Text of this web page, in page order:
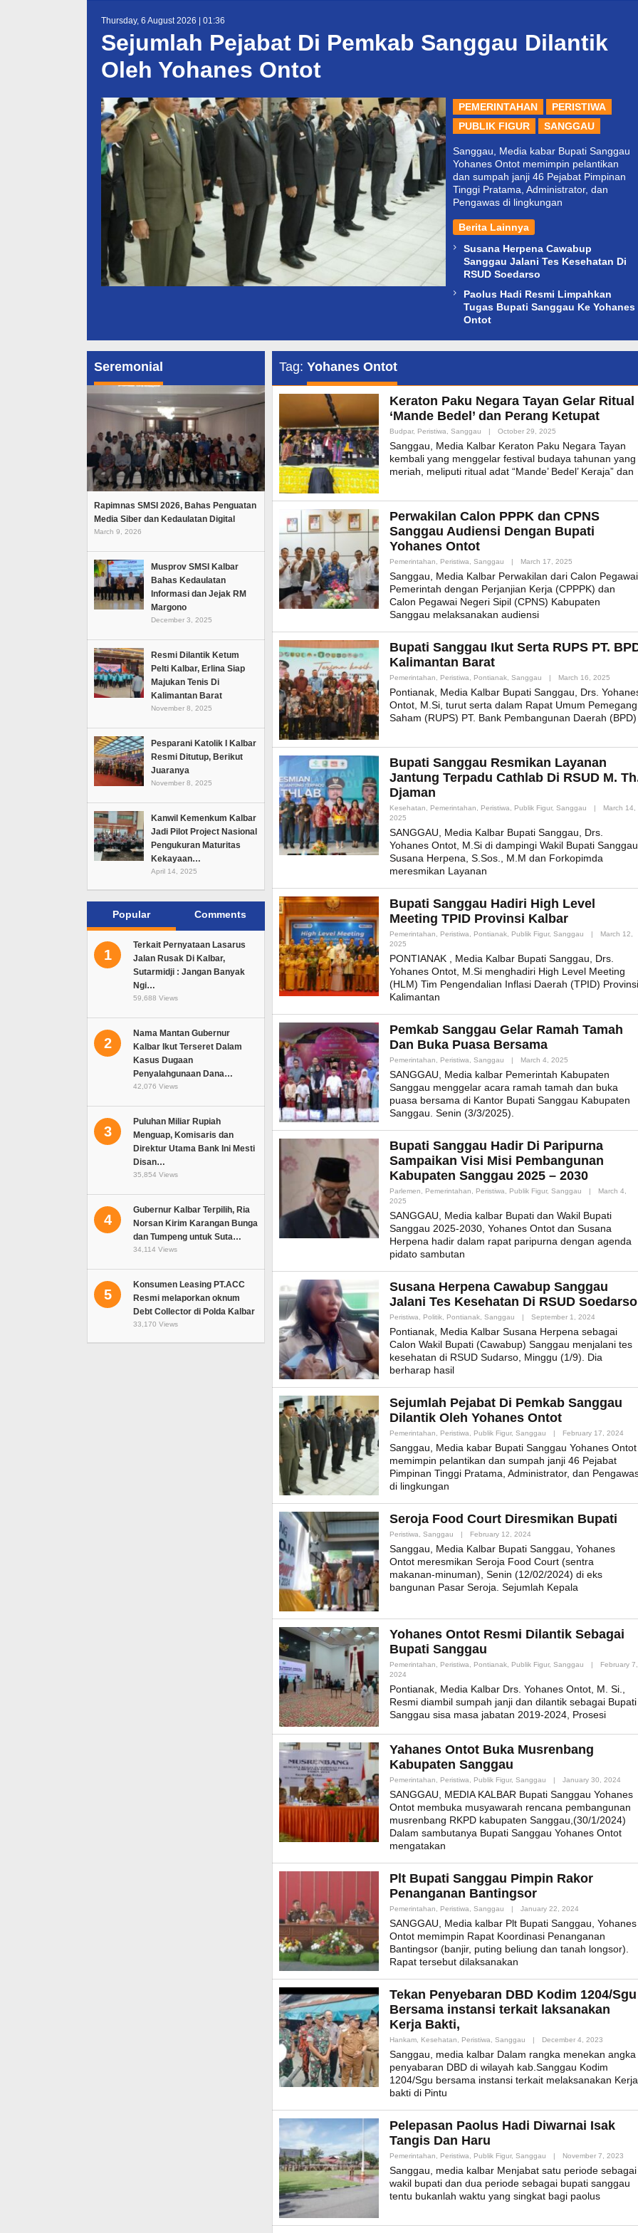
Thursday, 6 August 2026 | 01:36
Sejumlah Pejabat Di Pemkab Sanggau Dilantik
Oleh Yohanes Ontot
PEMERINTAHAN
PERISTIWA
PUBLIK FIGUR
SANGGAU
Sanggau, Media kabar Bupati Sanggau
Yohanes Ontot memimpin pelantikan
dan sumpah janji 46 Pejabat Pimpinan
Tinggi Pratama, Administrator, dan
Pengawas di lingkungan
Berita Lainnya
Susana Herpena Cawabup
Sanggau Jalani Tes Kesehatan Di
RSUD Soedarso
Paolus Hadi Resmi Limpahkan
Tugas Bupati Sanggau Ke Yohanes
Ontot
Seremonial
Rapimnas SMSI 2026, Bahas Penguatan
Media Siber dan Kedaulatan Digital
March 9, 2026
Musprov SMSI Kalbar
Bahas Kedaulatan
Informasi dan Jejak RM
Margono
December 3, 2025
Resmi Dilantik Ketum
Pelti Kalbar, Erlina Siap
Majukan Tenis Di
Kalimantan Barat
November 8, 2025
Pesparani Katolik I Kalbar
Resmi Ditutup, Berikut
Juaranya
November 8, 2025
Kanwil Kemenkum Kalbar
Jadi Pilot Project Nasional
Pengukuran Maturitas
Kekayaan…
April 14, 2025
Popular Comments
1
Terkait Pernyataan Lasarus
Jalan Rusak Di Kalbar,
Sutarmidji : Jangan Banyak
Ngi…
59,688 Views
2
Nama Mantan Gubernur
Kalbar Ikut Terseret Dalam
Kasus Dugaan
Penyalahgunaan Dana…
42,076 Views
3
Puluhan Miliar Rupiah
Menguap, Komisaris dan
Direktur Utama Bank Ini Mesti
Disan…
35,854 Views
4
Gubernur Kalbar Terpilih, Ria
Norsan Kirim Karangan Bunga
dan Tumpeng untuk Suta…
34,114 Views
5
Konsumen Leasing PT.ACC
Resmi melaporkan oknum
Debt Collector di Polda Kalbar
33,170 Views
Tag: Yohanes Ontot
Keraton Paku Negara Tayan Gelar Ritual
‘Mande Bedel’ dan Perang Ketupat
Budpar, Peristiwa, Sanggau | October 29, 2025
Sanggau, Media Kalbar Keraton Paku Negara Tayan
kembali yang menggelar festival budaya tahunan yang
meriah, meliputi ritual adat “Mande’ Bedel’ Keraja” dan
Perwakilan Calon PPPK dan CPNS
Sanggau Audiensi Dengan Bupati
Yohanes Ontot
Pemerintahan, Peristiwa, Sanggau | March 17, 2025
Sanggau, Media Kalbar Perwakilan dari Calon Pegawai
Pemerintah dengan Perjanjian Kerja (CPPPK) dan
Calon Pegawai Negeri Sipil (CPNS) Kabupaten
Sanggau melaksanakan audiensi
Bupati Sanggau Ikut Serta RUPS PT.
Kalimantan Barat
Pemerintahan, Peristiwa, Pontianak, Sanggau | March 16, 2025
Pontianak, Media Kalbar Bupati Sanggau, Drs.
Ontot, M.Si, turut serta dalam Rapat Umum Pemegang
Saham (RUPS) PT. Bank Pembangunan Daerah (BPD)
Bupati Sanggau Resmikan Layanan
Jantung Terpadu Cathlab Di RSUD M.
Djaman
Kesehatan, Pemerintahan, Peristiwa, Publik Figur, Sanggau |
March 14,
2025
SANGGAU, Media Kalbar Bupati Sanggau, Drs.
Yohanes Ontot, M.Si di dampingi Wakil Bupati
Susana Herpena, S.Sos., M.M dan Forkopimda
meresmikan Layanan
Bupati Sanggau Hadiri High Level
Meeting TPID Provinsi Kalbar
Pemerintahan, Peristiwa, Pontianak, Publik Figur, Sanggau |
March 12,
2025
PONTIANAK , Media Kalbar Bupati Sanggau, Drs.
Yohanes Ontot, M.Si menghadiri High Level Meeting
(HLM) Tim Pengendalian Inflasi Daerah (TPID) Provinsi
Kalimantan
Pemkab Sanggau Gelar Ramah Tamah
Dan Buka Puasa Bersama
Pemerintahan, Peristiwa, Sanggau | March 4, 2025
SANGGAU, Media kalbar Pemerintah Kabupaten
Sanggau menggelar acara ramah tamah dan buka
puasa bersama di Kantor Bupati Sanggau Kabupaten
Sanggau. Senin (3/3/2025).
Bupati Sanggau Hadir Di Paripurna
Sampaikan Visi Misi Pembangunan
Kabupaten Sanggau 2025 – 2030
Parlemen, Pemerintahan, Peristiwa, Publik Figur, Sanggau |
March 4,
2025
SANGGAU, Media kalbar Bupati dan Wakil Bupati
Sanggau 2025-2030, Yohanes Ontot dan Susana
Herpena hadir dalam rapat paripurna dengan agenda
pidato sambutan
Susana Herpena Cawabup Sanggau
Jalani Tes Kesehatan Di RSUD Soedarso
Peristiwa, Politik, Pontianak, Sanggau | September 1, 2024
Pontianak, Media Kalbar Susana Herpena sebagai
Calon Wakil Bupati (Cawabup) Sanggau menjalani tes
kesehatan di RSUD Sudarso, Minggu (1/9). Dia
berharap hasil
Sejumlah Pejabat Di Pemkab Sanggau
Dilantik Oleh Yohanes Ontot
Pemerintahan, Peristiwa, Publik Figur, Sanggau | February 17, 2024
Sanggau, Media kabar Bupati Sanggau Yohanes Ontot
memimpin pelantikan dan sumpah janji 46 Pejabat
Pimpinan Tinggi Pratama, Administrator, dan
di lingkungan
Seroja Food Court Diresmikan Bupati
Peristiwa, Sanggau | February 12, 2024
Sanggau, Media Kalbar Bupati Sanggau, Yohanes
Ontot meresmikan Seroja Food Court (sentra
makanan-minuman), Senin (12/02/2024) di eks
bangunan Pasar Seroja. Sejumlah Kepala
Yohanes Ontot Resmi Dilantik Sebagai
Bupati Sanggau
Pemerintahan, Peristiwa, Pontianak, Publik Figur, Sanggau |
February 7,
2024
Pontianak, Media Kalbar Drs. Yohanes Ontot, M. Si.,
Resmi diambil sumpah janji dan dilantik sebagai Bupati
Sanggau sisa masa jabatan 2019-2024, Prosesi
Yahanes Ontot Buka Musrenbang
Kabupaten Sanggau
Pemerintahan, Peristiwa, Publik Figur, Sanggau | January 30, 2024
SANGGAU, MEDIA KALBAR Bupati Sanggau Yohanes
Ontot membuka musyawarah rencana pembangunan
musrenbang RKPD kabupaten Sanggau,(30/1/2024)
Dalam sambutanya Bupati Sanggau Yohanes Ontot
mengatakan
Plt Bupati Sanggau Pimpin Rakor
Penanganan Bantingsor
Pemerintahan, Peristiwa, Sanggau | January 22, 2024
SANGGAU, Media kalbar Plt Bupati Sanggau, Yohanes
Ontot memimpin Rapat Koordinasi Penanganan
Bantingsor (banjir, puting beliung dan tanah longsor).
Rapat tersebut dilaksanakan
Tekan Penyebaran DBD Kodim 1204/Sgu
Bersama instansi terkait laksanakan
Kerja Bakti,
Hankam, Kesehatan, Peristiwa, Sanggau | December 4, 2023
Sanggau, media kalbar Dalam rangka menekan angka
penyabaran DBD di wilayah kab.Sanggau Kodim
1204/Sgu bersama instansi terkait melaksanakan Kerja
bakti di Pintu
Pelepasan Paolus Hadi Diwarnai Isak
Tangis Dan Haru
Pemerintahan, Peristiwa, Publik Figur, Sanggau | November 7, 2023
Sanggau, media kalbar Menjabat satu periode sebagai
wakil bupati dan dua periode sebagai bupati sanggau
tentu bukanlah waktu yang singkat bagi paolus